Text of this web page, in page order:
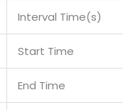
Interval Time(s)
Start Time
End Time